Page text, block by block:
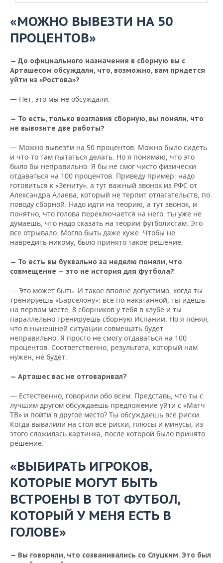
«МОЖНО ВЫВЕЗТИ НА 50
ПРОЦЕНТОВ»
— До официального назначения в сборную вы с
Арташесом обсуждали, что, возможно, вам придется
уйти из «Ростова»?
— Нет, это мы не обсуждали.
— То есть, только возглавив сборную, вы поняли, что
не вывозите две работы?
— Можно вывезти на 50 процентов. Можно было сидеть
и что-то там пытаться делать. Но я понимаю, что это
было бы неправильно. Я бы не смог чисто физически
отдаваться на 100 процентов. Приведу пример: надо
готовиться к «Зениту», а тут важный звонок из РФС от
Александра Алаева, который не терпит отлагательств, по
поводу сборной. Надо идти на теорию, а тут звонок, и
понятно, что голова переключается на него: ты уже не
думаешь, что надо сказать на теории футболистам. Это
все отрывало. Могло быть даже хуже. Чтобы не
навредить никому, было принято такое решение.
— То есть вы буквально за неделю поняли, что
совмещение — это не история для футбола?
— Это может быть. И такое вполне допустимо, когда ты
тренируешь «Барселону»: все по накатанной, ты идешь
на первом месте, 8 сборников у тебя в клубе и ты
параллельно тренируешь сборную Испании. Но я понял,
что в нынешней ситуации совмещать будет
неправильно. Я просто не смогу отдаваться на 100
процентов. Соответственно, результата, который нам
нужен, не будет.
— Арташес вас не отговаривал?
— Естественно, говорили обо всем. Представь, что ты с
лучшим другом обсуждаешь предложение уйти с «Матч
ТВ» и пойти в другое место? Ты обсуждаешь все риски.
Когда вывалили на стол все риски, плюсы и минусы, из
этого сложилась картинка, после которой было принято
решение.
«ВЫБИРАТЬ ИГРОКОВ,
КОТОРЫЕ МОГУТ БЫТЬ
ВСТРОЕНЫ В ТОТ ФУТБОЛ,
КОТОРЫЙ У МЕНЯ ЕСТЬ В
ГОЛОВЕ»
— Вы говорили, что созванивались со Слуцким. Это был